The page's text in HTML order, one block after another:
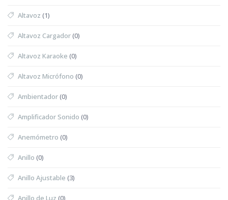
Altavoz (1)
Altavoz Cargador(0)
Altavoz Karaoke (0)
Altavoz Micrófono (0)
Ambientador(0)
Amplificador Sonido (0)
Anemómetro (0)
Anillo (0)
Anillo Ajustable (3)
Anillo de Luz (0)